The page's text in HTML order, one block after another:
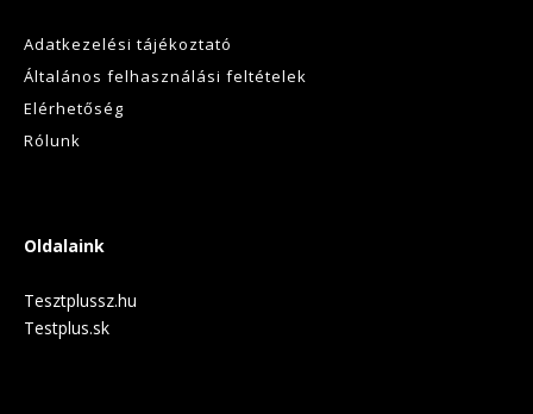
Adatkezelési tájékoztató
Általános felhasználási feltételek
Elérhetőség
Rólunk
Oldalaink
Tesztplussz.hu
Testplus.sk